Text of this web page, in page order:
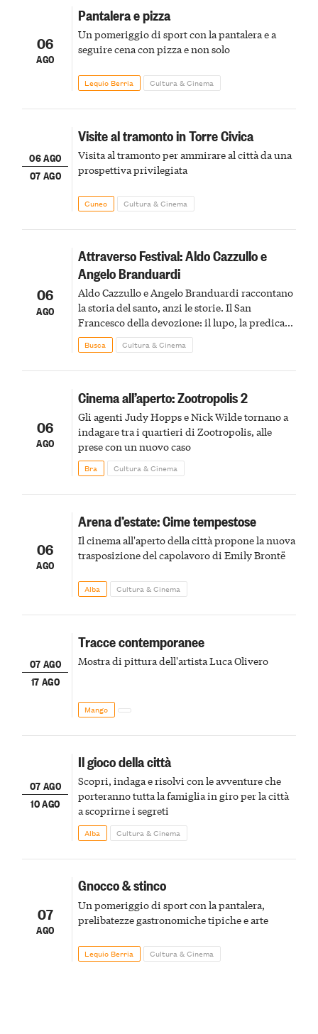
06
AGO
Pantalera e pizza
Un pomeriggio di sport con la pantalera e a
seguire cena con pizza e non solo
Lequio Berria Cultura & Cinema
06 AGO
07 AGO
Visite al tramonto in Torre Civica
Visita al tramonto per ammirare al città da una
prospettiva privilegiata
Cuneo Cultura & Cinema
06
AGO
Attraverso Festival: Aldo Cazzullo e
Angelo Branduardi
Aldo Cazzullo e Angelo Branduardi raccontano
la storia del santo, anzi le storie. Il San
Francesco della devozione: il lupo, la predica
agli uccelli, le stimmate
Busca Cultura & Cinema
06
AGO
Cinema all’aperto: Zootropolis 2
Gli agenti Judy Hopps e Nick Wilde tornano a
indagare tra i quartieri di Zootropolis, alle
prese con un nuovo caso
Bra Cultura & Cinema
06
AGO
Arena d’estate: Cime tempestose
Il cinema all'aperto della città propone la nuova
trasposizione del capolavoro di Emily Brontë
Alba Cultura & Cinema
07 AGO
17 AGO
Tracce contemporanee
Mostra di pittura dell'artista Luca Olivero
Mango
07 AGO
10 AGO
Il gioco della città
Scopri, indaga e risolvi con le avventure che
porteranno tutta la famiglia in giro per la città
a scoprirne i segreti
Alba Cultura & Cinema
07
AGO
Gnocco & stinco
Un pomeriggio di sport con la pantalera,
prelibatezze gastronomiche tipiche e arte
Lequio Berria Cultura & Cinema